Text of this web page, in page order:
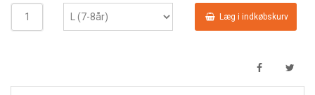
Læg i indkøbskurv